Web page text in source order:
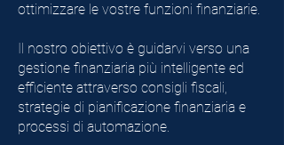
ottimizzare le vostre funzioni finanziarie.
Il nostro obiettivo è guidarvi verso una
gestione finanziaria più intelligente ed
efficiente attraverso consigli fiscali,
strategie di pianificazione finanziaria e
processi di automazione.